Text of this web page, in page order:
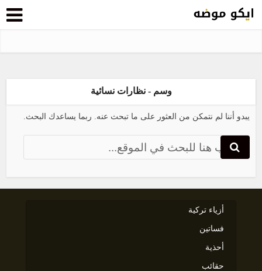
وسم - نظارات نسائية
يبدو أننا لم نتمكن من العثور على ما تبحث عنه. ربما يساعدك البحث.
أزياء تركية
فساتين
أحذية
حقائب